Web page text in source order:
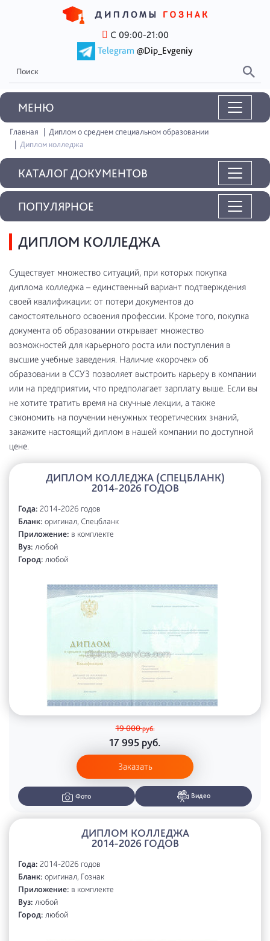
С 09:00-21:00
Telegram @Dip_Evgeniy
MEНЮ
Главная
Диплом о среднем специальном образовании
Диплом колледжа
КАТАЛОГ ДОКУМЕНТОВ
ДИПЛОМ КОЛЛЕДЖА
Существует множество ситуаций, при которых покупка
диплома колледжа – единственный вариант подтверждения
своей квалификации: от потери документов до
самостоятельного освоения профессии. Кроме того, покупка
документа об образовании открывает множество
возможностей для карьерного роста или поступления в
высшие учебные заведения. Наличие «корочек» об
образовании в ССУЗ позволяет выстроить карьеру в компании
или на предприятии, что предполагает зарплату выше. Если вы
не хотите тратить время на скучные лекции, а также
сэкономить на поучении ненужных теоретических знаний,
закажите настоящий диплом в нашей компании по доступной
цене.
ДИПЛОМ КОЛЛЕДЖА (СПЕЦБЛАНК)
2014-2026 ГОДОВ
Года: 2014-2026 годов
Бланк: оригинал, Спецбланк
Приложение: в комплекте
Вуз: любой
Город: любой
19 000руб.
17 995 руб.
Заказать
Фото Видео
ДИПЛОМ КОЛЛЕДЖА
2014-2026 ГОДОВ
Года: 2014-2026 годов
Бланк: оригинал, Гознак
Приложение: в комплекте
Вуз: любой
Город: любой
ПОПУЛЯРНОЕ